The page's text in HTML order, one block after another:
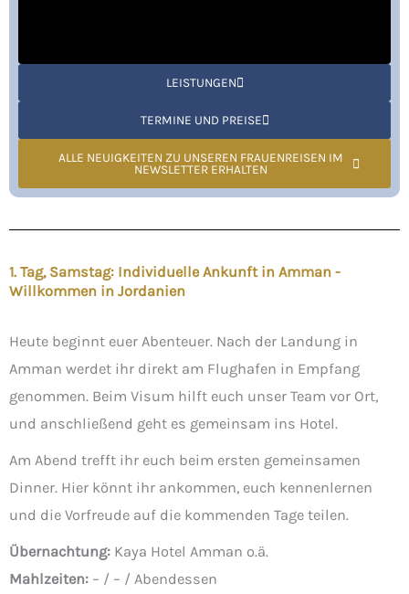
LEISTUNGEN
TERMINE UND PREISE
ALLE NEUIGKEITEN ZU UNSEREN FRAUENREISEN IM
NEWSLETTER ERHALTEN
1. Tag, Samstag: Individuelle Ankunft in Amman -
Willkommen in Jordanien
Heute beginnt euer Abenteuer. Nach der Landung in
Amman werdet ihr direkt am Flughafen in Empfang
genommen. Beim Visum hilft euch unser Team vor Ort,
und anschließend geht es gemeinsam ins Hotel.
Am Abend trefft ihr euch beim ersten gemeinsamen
Dinner. Hier könnt ihr ankommen, euch kennenlernen
und die Vorfreude auf die kommenden Tage teilen.
Übernachtung: Kaya Hotel Amman o.ä.
Mahlzeiten: – / – / Abendessen